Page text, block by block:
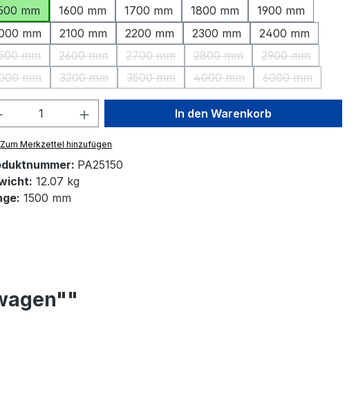
mm
1600 mm 1700 mm 1800 mm
1900 mm
mm
2100 mm 2200 mm 2300 mm
2400 mm
mm
(Diese Option ist zurzeit nicht verfügbar.)
2600 mm
(Diese Option ist zurzeit nicht verfügbar.)
2700 mm
(Diese Option ist zurzeit nicht verfügbar.)
2800 mm
(Diese Option ist zurzeit nicht
2900 mm
(Diese Option
mm
(Diese Option ist zurzeit nicht verfügbar.)
3200 mm
(Diese Option ist zurzeit nicht verfügbar.)
3500 mm
(Diese Option ist zurzeit nicht verfügbar.)
4000 mm
(Diese Option ist zurzeit nicht
6000 mm
(Diese Option
Anzahl: Gib den gewünschten Wert
In den Warenkorb
Zum Merkzettel hinzufügen
PA25150
12.07 kg
1500 mm